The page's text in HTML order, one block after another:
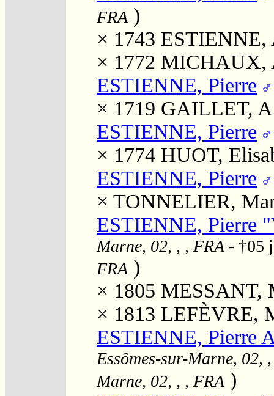
FRA )
× 1743 ESTIENNE,
× 1772 MICHAUX,
ESTIENNE, Pierre
× 1719 GAILLET,
ESTIENNE, Pierre
× 1774 HUOT,
ESTIENNE, Pierre
× TONNELIER,
ESTIENNE, Pierre
Marne, 02, , , FRA - †05
FRA )
× 1805 MESSANT,
× 1813 LEFÈVRE,
ESTIENNE, Pierre
Essômes-sur-Marne, 02,
Marne, 02, , , FRA )